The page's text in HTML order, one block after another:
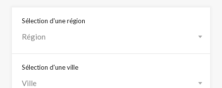
Sélection d'une région
Région
Sélection d'une ville
Ville